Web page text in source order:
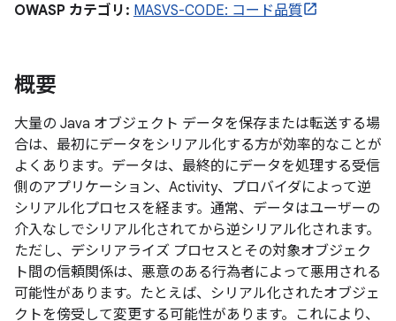
OWASP カテゴリ: MASVS-CODE: コード品質
概要
大量の Java オブジェクト データを保存または転送する場
合は、最初にデータをシリアル化する方が効率的なことが
よくあります。データは、最終的にデータを処理する受信
側のアプリケーション、Activity、プロバイダによって逆
シリアル化プロセスを経ます。通常、データはユーザーの
介入なしでシリアル化されてから逆シリアル化されます。
ただし、デシリアライズ プロセスとその対象オブジェク
ト間の信頼関係は、悪意のある行為者によって悪用される
可能性があります。たとえば、シリアル化されたオブジェ
クトを傍受して変更する可能性があります。これにより、